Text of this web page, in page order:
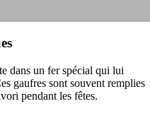
dans un fer spécial qui lui
gaufres sont souvent remplies
pendant les fêtes.